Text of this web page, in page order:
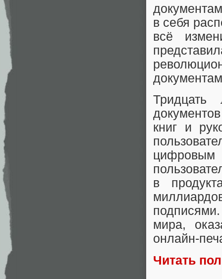
в себя
всё
книг и
в
мира,
онлайн-
Читать